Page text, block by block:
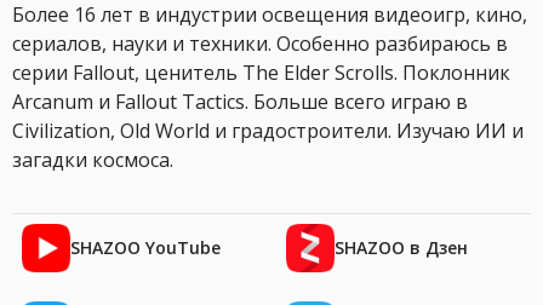
Более 16 лет в индустрии освещения видеоигр, кино,
сериалов, науки и техники. Особенно разбираюсь в
серии Fallout, ценитель The Elder Scrolls. Поклонник
Arcanum и Fallout Tactics. Больше всего играю в
Civilization, Old World и градостроители. Изучаю ИИ и
загадки космоса.
SHAZOO YouTube SHAZOO в Дзен